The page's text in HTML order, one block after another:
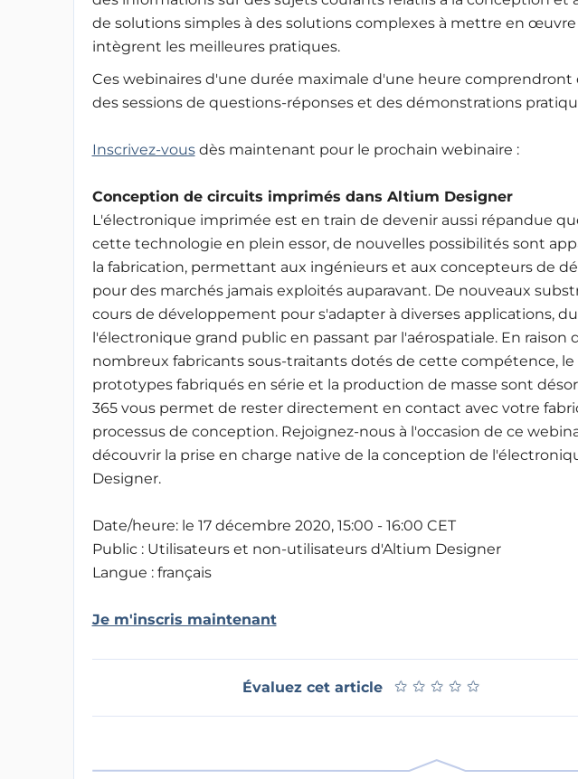
de solutions simples à des solutions complexes à mettre en
intègrent les meilleures pratiques.
Ces webinaires d'une durée maximale d'une heure comprendront
des sessions de questions-réponses et des démonstrations
Inscrivez-vousdès maintenant pour le prochain webinaire :
Conception de circuits imprimés dans Altium Designer
L'électronique imprimée est en train de devenir aussi répandue
cette technologie en plein essor, de nouvelles possibilités sont
la fabrication, permettant aux ingénieurs et aux concepteurs de
pour des marchés jamais exploités auparavant. De nouveaux
cours de développement pour s'adapter à diverses applications,
l'électronique grand public en passant par l'aérospatiale. En raison
nombreux fabricants sous-traitants dotés de cette compétence,
prototypes fabriqués en série et la production de masse sont
365 vous permet de rester directement en contact avec votre
processus de conception. Rejoignez-nous à l'occasion de ce
découvrir la prise en charge native de la conception de
Designer.
Date/heure: le 17 décembre 2020, 15:00 - 16:00 CET
Public : Utilisateurs et non-utilisateurs d'Altium Designer
Langue : français
Je m'inscris maintenant
Évaluez cet article ★ ★ ★ ★ ★
★ ★ ★ ★ ★